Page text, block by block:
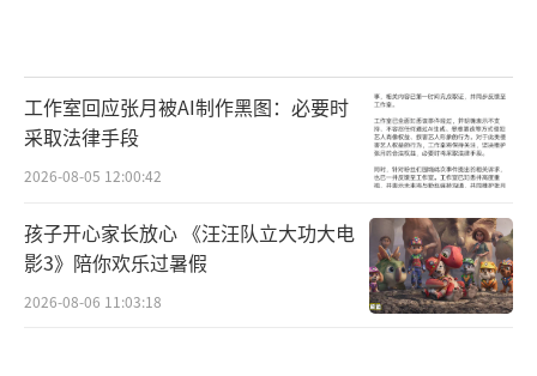
工作室回应张月被AI制作黑图：必要时
采取法律手段
2026-08-05 12:00:42
孩子开心家长放心 《汪汪队立大功大电
影3》陪你欢乐过暑假
2026-08-06 11:03:18